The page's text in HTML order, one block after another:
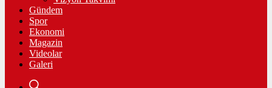
Gündem
Spor
Ekonomi
Magazin
Videolar
Galeri